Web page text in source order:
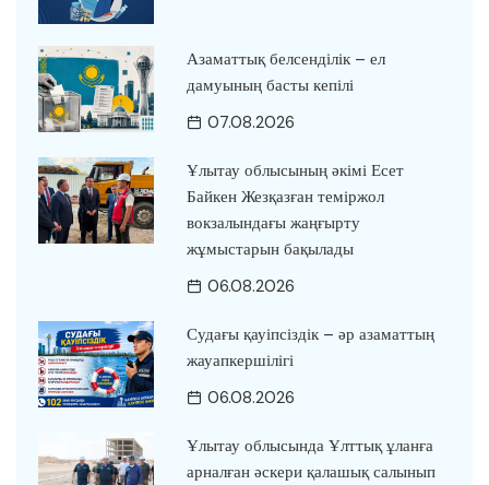
Азаматтық белсенділік – ел
дамуының басты кепілі
07.08.2026
Ұлытау облысының әкімі Есет
Байкен Жезқазған теміржол
вокзалындағы жаңғырту
жұмыстарын бақылады
06.08.2026
Судағы қауіпсіздік – әр азаматтың
жауапкершілігі
06.08.2026
Ұлытау облысында Ұлттық ұланға
арналған әскери қалашық салынып